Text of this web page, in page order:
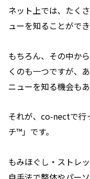
ネット上では、たく
ューを知ることができ
もちろん、その中か
くのも一つですが、
ニューを知る機会もあ
それが、co-nectで行
チ™」です。
もみほぐし・ストレ